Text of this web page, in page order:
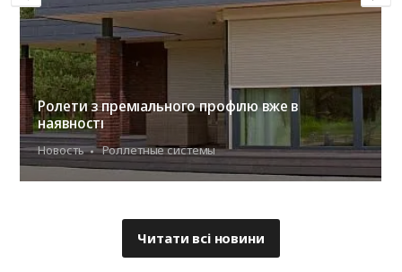
Ролети з преміального профілю вже в
наявності
Новость Роллетные системы
Читати всі новини